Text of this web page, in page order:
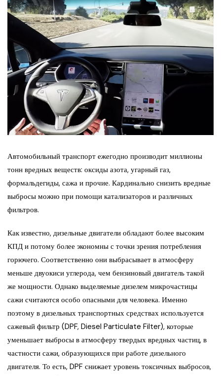
Автомобильный транспорт ежегодно производит миллионы
тонн вредных веществ: оксиды азота, угарный газ,
формальдегиды, сажа и прочие. Кардинально снизить вредные
выбросы можно при помощи катализаторов и различных
фильтров.
Как известно, дизельные двигатели обладают более высоким
КПД и потому более экономны с точки зрения потребления
горючего. Соответственно они выбрасывает в атмосферу
меньше двуокиси углерода, чем бензиновый двигатель такой
же мощности. Однако выделяемые дизелем микрочастицы
сажи считаются особо опасными для человека. Именно
поэтому в дизельных транспортных средствах используется
сажевый фильтр (DPF, Diesel Particulate Filter), которые
уменьшает выбросы в атмосферу твердых вредных частиц, в
частности сажи, образующихся при работе дизельного
двигателя. То есть, DPF снижает уровень токсичных выбросов,